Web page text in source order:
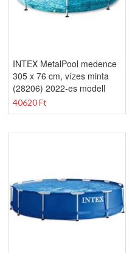
INTEX MetalPool medence
305 x 76 cm, vízes minta
(28206) 2022-es modell
40620 Ft